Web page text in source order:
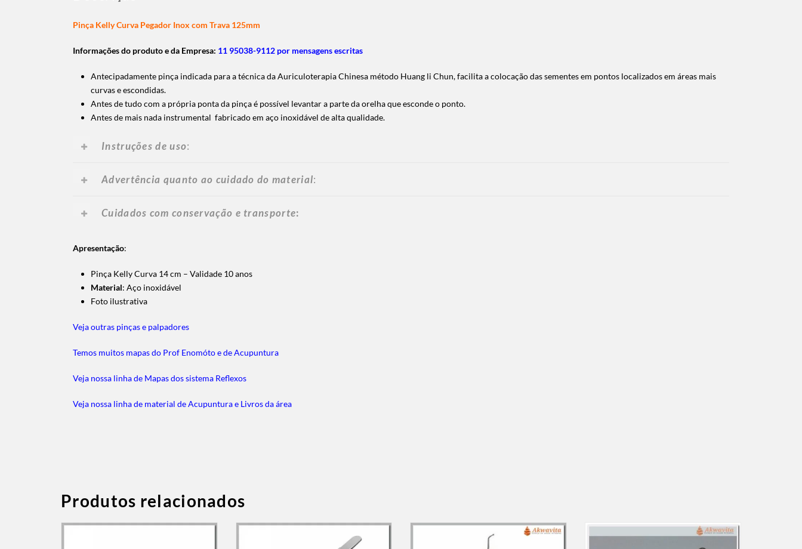
Pinça Kelly Curva Pegador Inox com Trava 125mm
Informações do produto e da Empresa: 11 95038-9112 por mensagens escritas
Antecipadamente pinça indicada para a técnica da Auriculoterapia Chinesa método Huang li Chun, facilita a colocação das sementes em pontos localizados em áreas mais
curvas e escondidas.
Antes de tudo com a própria ponta da pinça é possível levantar a parte da orelha que esconde o ponto.
Antes de mais nada instrumental fabricado em aço inoxidável de alta qualidade.
Instruções de uso:
Advertência quanto ao cuidado do material:
Cuidados com conservação e transporte:
Apresentação:
Pinça Kelly Curva 14 cm – Validade 10 anos
Material: Aço inoxidável
Foto ilustrativa
Veja outras pinças e palpadores
Temos muitos mapas do Prof Enomóto e de Acupuntura
Veja nossa linha de Mapas dos sistema Reflexos
Veja nossa linha de material de Acupuntura e Livros da área
Produtos relacionados